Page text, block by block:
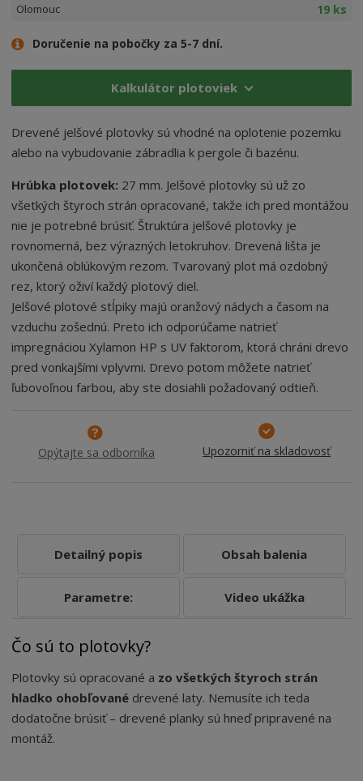
Olomouc 19 ks
Doručenie na pobočky za 5-7 dní.
Kalkulátor plotoviek
Drevené jelšové plotovky sú vhodné na oplotenie pozemku
alebo na vybudovanie zábradlia k pergole či bazénu.
Hrúbka plotovek: 27 mm. Jelšové plotovky sú už zo
všetkých štyroch strán opracované, takže ich pred montážou
nie je potrebné brúsiť. Štruktúra jelšové plotovky je
rovnomerná, bez výrazných letokruhov. Drevená lišta je
ukončená oblúkovým rezom. Tvarovaný plot má ozdobný
rez, ktorý oživí každý plotový diel.
Jelšové plotové stĺpiky majú oranžový nádych a časom na
vzduchu zošednú. Preto ich odporúčame natrieť
impregnáciou Xylamon HP s UV faktorom, ktorá chráni drevo
pred vonkajšími vplyvmi. Drevo potom môžete natrieť
ľubovoľnou farbou, aby ste dosiahli požadovaný odtieň.
Opýtajte sa odborníka Upozorniť na skladovosť
Detailný popis Obsah balenia
Parametre: Video ukážka
Čo sú to plotovky?
Plotovky sú opracované a zo všetkých štyroch strán
hladko ohobľované drevené laty. Nemusíte ich teda
dodatočne brúsiť – drevené planky sú hneď pripravené na
montáž.